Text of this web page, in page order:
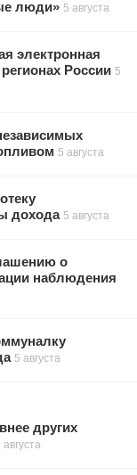
люди» 5 августа
электронная
России 5
5 августа
дохода 5 августа
о
наблюдения
5 августа
других
августа